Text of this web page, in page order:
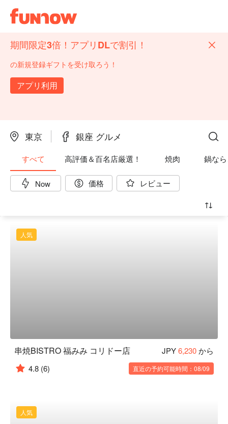
期間限定3倍！アプリDLで割引！
の新規登録ギフトを受け取ろう！
アプリ利用
東京 銀座 グルメ
すべて 高評価＆百名店厳選！ 焼肉 鍋な
Now 価格 レビュー
人気
串焼BISTRO 福みみ コリドー店 JPY6,230から
4.8 (6) 直近の予約可能時間：08/09
人気